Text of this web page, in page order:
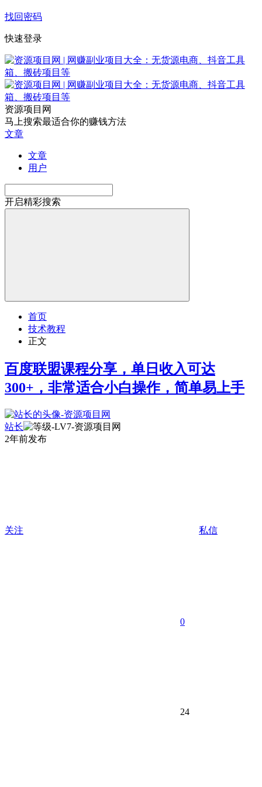
找回密码
快速登录
资源项目网
马上搜索最适合你的赚钱方法
文章
文章
用户
开启精彩搜索
首页
技术教程
正文
百度联盟课程分享，单日收入可达
300+，非常适合小白操作，简单易上手
站长
2年前发布
关注 私信
0
24